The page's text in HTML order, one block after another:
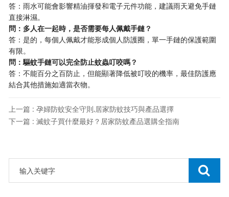
答：雨水可能會影響精油揮發和電子元件功能，建議雨天避免手鏈
直接淋濕。
問：多人在一起時，是否需要每人佩戴手鏈？
答：是的，每個人佩戴才能形成個人防護圈，單一手鏈的保護範圍
有限。
問：驅蚊手鏈可以完全防止蚊蟲叮咬嗎？
答：不能百分之百防止，但能顯著降低被叮咬的機率，最佳防護應
結合其他措施如適當衣物。
上一篇 : 孕婦防蚊安全守則,居家防蚊技巧與產品選擇
下一篇 : 滅蚊子買什麼最好？居家防蚊產品選購全指南